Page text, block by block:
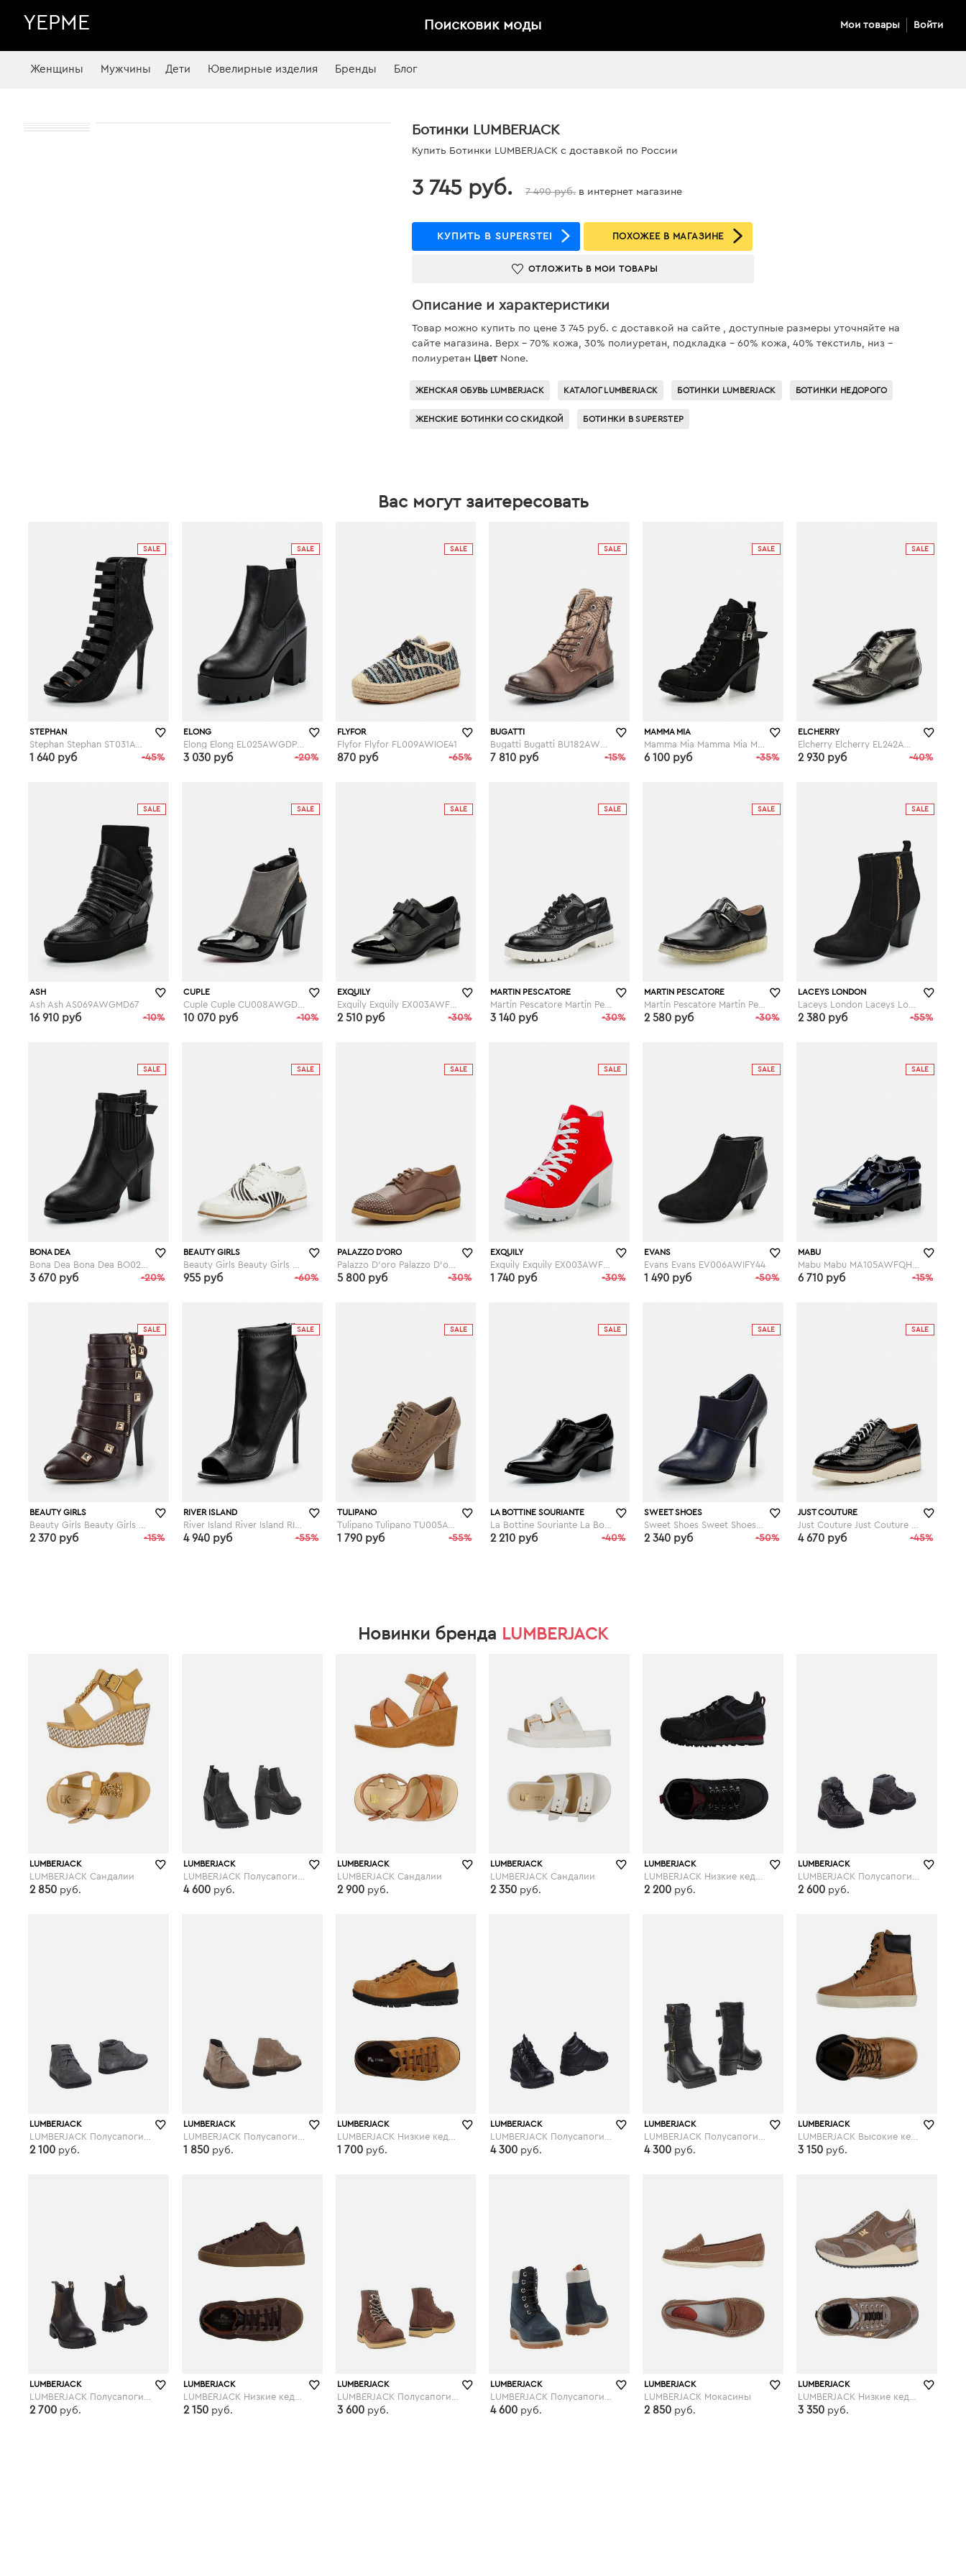
YEPME Поисковик моды Мои товары Войти
Женщины Мужчины Дети Ювелирные изделия Бренды Блог
Ботинки LUMBERJACK
Купить Ботинки LUMBERJACK с доставкой по России
3 745 руб. 7 490 руб. в интернет магазине
КУПИТЬ В SUPERSTEP ПОХОЖЕЕ В МАГАЗИНЕ
ОТЛОЖИТЬ В МОИ ТОВАРЫ
Описание и характеристики
Товар можно купить по цене 3 745 руб. c доставкой на сайте , доступные размеры уточняйте на
сайте магазина. Верх - 70% кожа, 30% полиуретан, подкладка - 60% кожа, 40% текстиль, низ -
полиуретан Цвет None.
ЖЕНСКАЯ ОБУВЬ LUMBERJACK КАТАЛОГ LUMBERJACK БОТИНКИ LUMBERJACK БОТИНКИ НЕДОРОГО
ЖЕНСКИЕ БОТИНКИ СО СКИДКОЙ БОТИНКИ В SUPERSTEP
Вас могут заитересовать
SALE
STEPHAN
-45%
1 640 руб
SALE
ELONG
Elong Elong EL025AWGDP27
-20%
3 030 руб
SALE
FLYFOR
Flyfor Flyfor FL009AWIOE41
-65%
870 руб
SALE
BUGATTI
-15%
7 810 руб
SALE
MAMMA MIA
-35%
6 100 руб
SALE
ELCHERRY
-40%
2 930 руб
SALE
ASH
Ash Ash AS069AWGMD67
-10%
16 910 руб
SALE
CUPLE
Cuple Cuple CU008AWGDH96
-10%
10 070 руб
SALE
EXQUILY
Exquily Exquily EX003AWFWW04
-30%
2 510 руб
SALE
MARTIN PESCATORE
-30%
3 140 руб
SALE
MARTIN PESCATORE
-30%
2 580 руб
SALE
LACEYS LONDON
-55%
2 380 руб
SALE
BONA DEA
-20%
3 670 руб
SALE
BEAUTY GIRLS
-60%
955 руб
SALE
PALAZZO D'ORO
Palazzo D'oro Palazzo D'oro PA001AWHYZ63
-30%
5 800 руб
SALE
EXQUILY
-30%
1 740 руб
SALE
EVANS
Evans Evans EV006AWIFY44
-50%
1 490 руб
SALE
MABU
-15%
6 710 руб
SALE
BEAUTY GIRLS
-15%
2 370 руб
SALE
RIVER ISLAND
-55%
4 940 руб
SALE
TULIPANO
Tulipano Tulipano TU005AWFQU14
-55%
1 790 руб
SALE
LA BOTTINE SOURIANTE
-40%
2 210 руб
SALE
SWEET SHOES
-50%
2 340 руб
SALE
JUST COUTURE
-45%
4 670 руб
Новинки бренда LUMBERJACK
LUMBERJACK
LUMBERJACK Сандалии
2 850 руб.
LUMBERJACK
4 600 руб.
LUMBERJACK
LUMBERJACK Сандалии
2 900 руб.
LUMBERJACK
LUMBERJACK Сандалии
2 350 руб.
LUMBERJACK
2 200 руб.
LUMBERJACK
2 600 руб.
LUMBERJACK
2 100 руб.
LUMBERJACK
1 850 руб.
LUMBERJACK
1 700 руб.
LUMBERJACK
4 300 руб.
LUMBERJACK
4 300 руб.
LUMBERJACK
3 150 руб.
LUMBERJACK
2 700 руб.
LUMBERJACK
2 150 руб.
LUMBERJACK
3 600 руб.
LUMBERJACK
4 600 руб.
LUMBERJACK
LUMBERJACK Мокасины
2 850 руб.
LUMBERJACK
3 350 руб.